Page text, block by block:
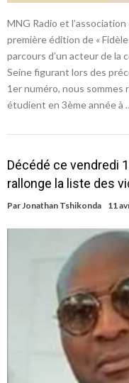
MNG Radio et
première édition de «
parcours d’un acteur de la
Seine figurant lors des
1er numéro, nous sommes
étudient en 3ème année à
Décédé ce vendredi
rallonge la liste des
ParJonathan Tshikonda 11